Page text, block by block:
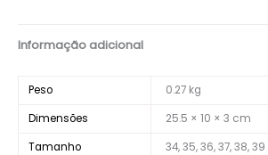
Informação adicional
Peso
0.27 kg
Dimensões
25.5 × 10 × 3 cm
Tamanho
34, 35, 36, 37, 38, 39